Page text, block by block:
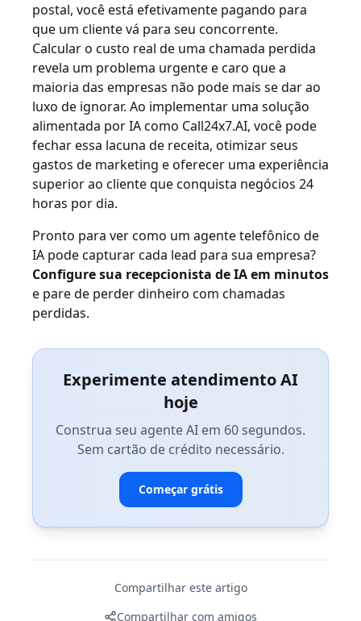
postal, você está efetivamente pagando para
que um cliente vá para seu concorrente.
Calcular o custo real de uma chamada perdida
revela um problema urgente e caro que a
maioria das empresas não pode mais se dar ao
luxo de ignorar. Ao implementar uma solução
alimentada por IA como Call24x7.AI, você pode
fechar essa lacuna de receita, otimizar seus
gastos de marketing e oferecer uma experiência
superior ao cliente que conquista negócios 24
horas por dia.
Pronto para ver como um agente telefônico de
IA pode capturar cada lead para sua empresa?
Configure sua recepcionista de IA em minutos
e pare de perder dinheiro com chamadas
perdidas.
Experimente atendimento AI
hoje
Construa seu agente AI em 60 segundos.
Sem cartão de crédito necessário.
Começar grátis
Compartilhar este artigo
Compartilhar com amigos